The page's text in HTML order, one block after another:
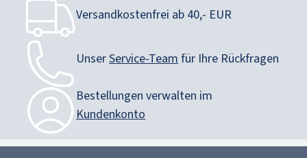
Versandkostenfrei ab 40,- EUR
UnserService-Team für Ihre Rückfragen
Bestellungen verwalten im
Kundenkonto